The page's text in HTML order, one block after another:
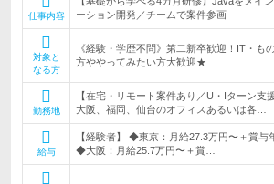
仕事内容
ーション開発／チームで案件参画
対象と
なる方
《経験・学歴不問》第二新卒歓迎！IT・も
方ややってみたい方大歓迎★
勤務地
【在宅・リモート案件あり／U・Iターン支
大阪、福岡、仙台のオフィスあるいは各…
給与
【経験者】 ◆東京：月給27.3万円〜＋賞与
◆大阪：月給25.7万円〜＋賞…